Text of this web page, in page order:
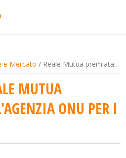
e Mercato / Reale Mutua premiata dall'agenzia Onu per i rifugiati
MUTUA
ONU PER I